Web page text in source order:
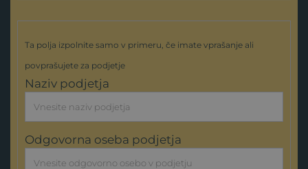
Ta polja izpolnite samo v primeru, če imate vprašanje ali
povprašujete za podjetje
Naziv podjetja
Odgovorna oseba podjetja